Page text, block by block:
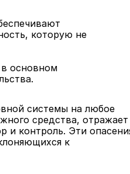
которую не
в основном
системы на любое
средства, отражает
и контроль. Эти
к